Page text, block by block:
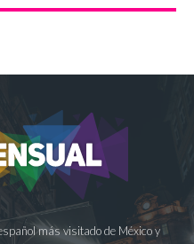
más visitado de México y